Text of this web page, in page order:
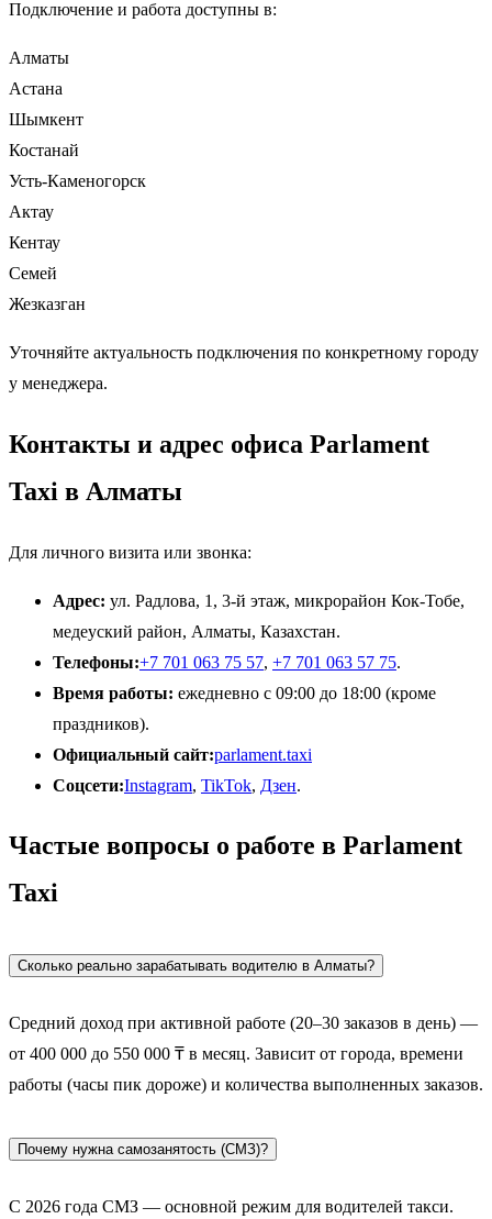
Подключение и работа доступны в:
Алматы
Астана
Шымкент
Костанай
Усть-Каменогорск
Актау
Кентау
Семей
Жезказган
Уточняйте актуальность подключения по конкретному городу
у менеджера.
Контакты и адрес офиса Parlament
Taxi в Алматы
Для личного визита или звонка:
Адрес: ул. Радлова, 1, 3-й этаж, микрорайон Кок-Тобе,
медеуский район, Алматы, Казахстан.
Телефоны:+7 701 063 75 57, +7 701 063 57 75.
Время работы: ежедневно с 09:00 до 18:00 (кроме
праздников).
Официальный сайт:parlament.taxi
Соцсети:Instagram, TikTok, Дзен.
Частые вопросы о работе в Parlament
Taxi
Сколько реально зарабатывать водителю в Алматы?
Средний доход при активной работе (20–30 заказов в день) —
от 400 000 до 550 000 ₸ в месяц. Зависит от города, времени
работы (часы пик дороже) и количества выполненных заказов.
Почему нужна самозанятость (СМЗ)?
С 2026 года СМЗ — основной режим для водителей такси.